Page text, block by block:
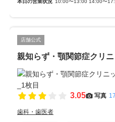
本日の営業状況 10:00〜13:00 14:00〜
店舗公式
親知らず・顎関節症クリ
3.05 写真
歯科・歯医者